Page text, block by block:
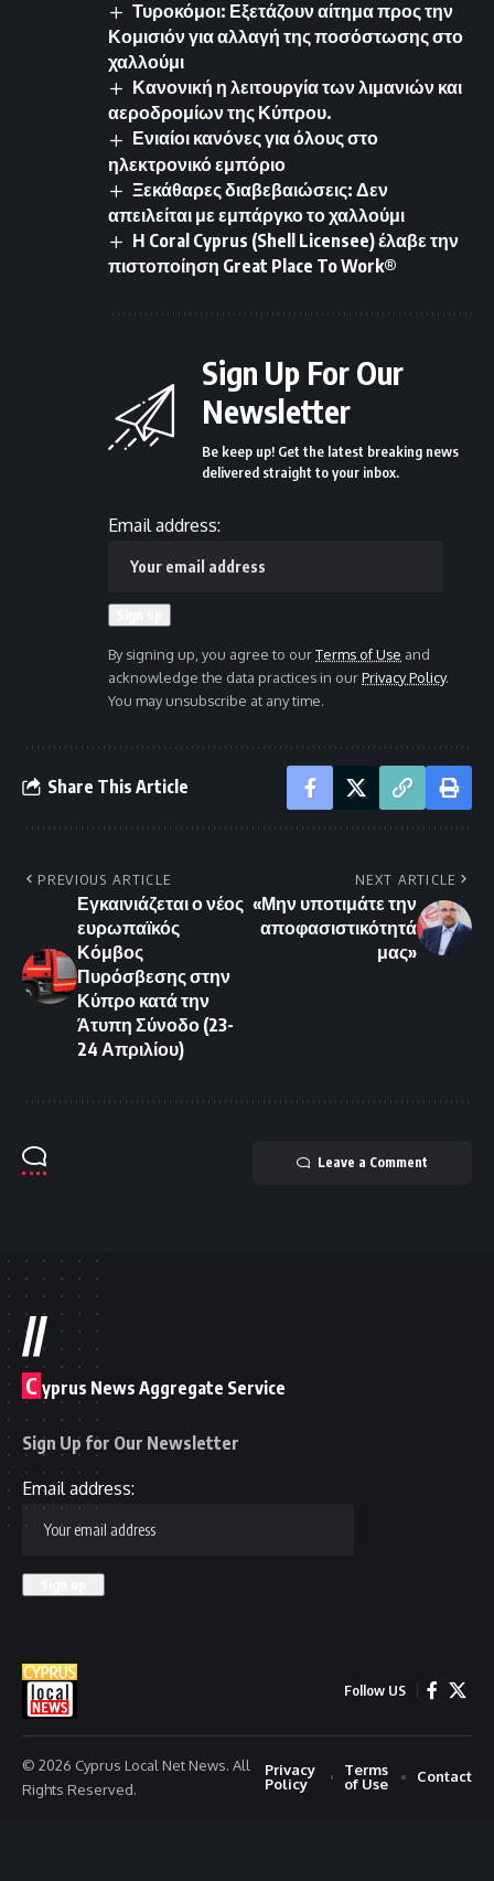
Τυροκόμοι: Εξετάζουν αίτημα προς την
Κομισιόν για αλλαγή της ποσόστωσης στο
χαλλούμι
Κανονική η λειτουργία των λιμανιών και
αεροδρομίων της Κύπρου.
Ενιαίοι κανόνες για όλους στο
ηλεκτρονικό εμπόριο
Ξεκάθαρες διαβεβαιώσεις: Δεν
απειλείται με εμπάργκο το χαλλούμι
Η Coral Cyprus (Shell Licensee) έλαβε την
πιστοποίηση Great Place To Work®
Sign Up For Our
Newsletter
Be keep up! Get the latest breaking news
delivered straight to your inbox.
Email address:
By signing up, you agree to ourTerms of Use and
acknowledge the data practices in ourPrivacy Policy.
You may unsubscribe at any time.
Share This Article
PREVIOUS ARTICLE
Εγκαινιάζεται ο νέος
ευρωπαϊκός
Κόμβος
Πυρόσβεσης στην
Κύπρο κατά την
Άτυπη Σύνοδο (23-
24 Απριλίου)
NEXT ARTICLE
«Μην υποτιμάτε την
αποφασιστικότητά
μας»
Leave a Comment
//
C yprus News Aggregate Service
Sign Up for Our Newsletter
Email address:
Follow US
© 2026 Cyprus Local Net News. All
Rights Reserved.
Privacy
Policy
Terms
of Use
Contact